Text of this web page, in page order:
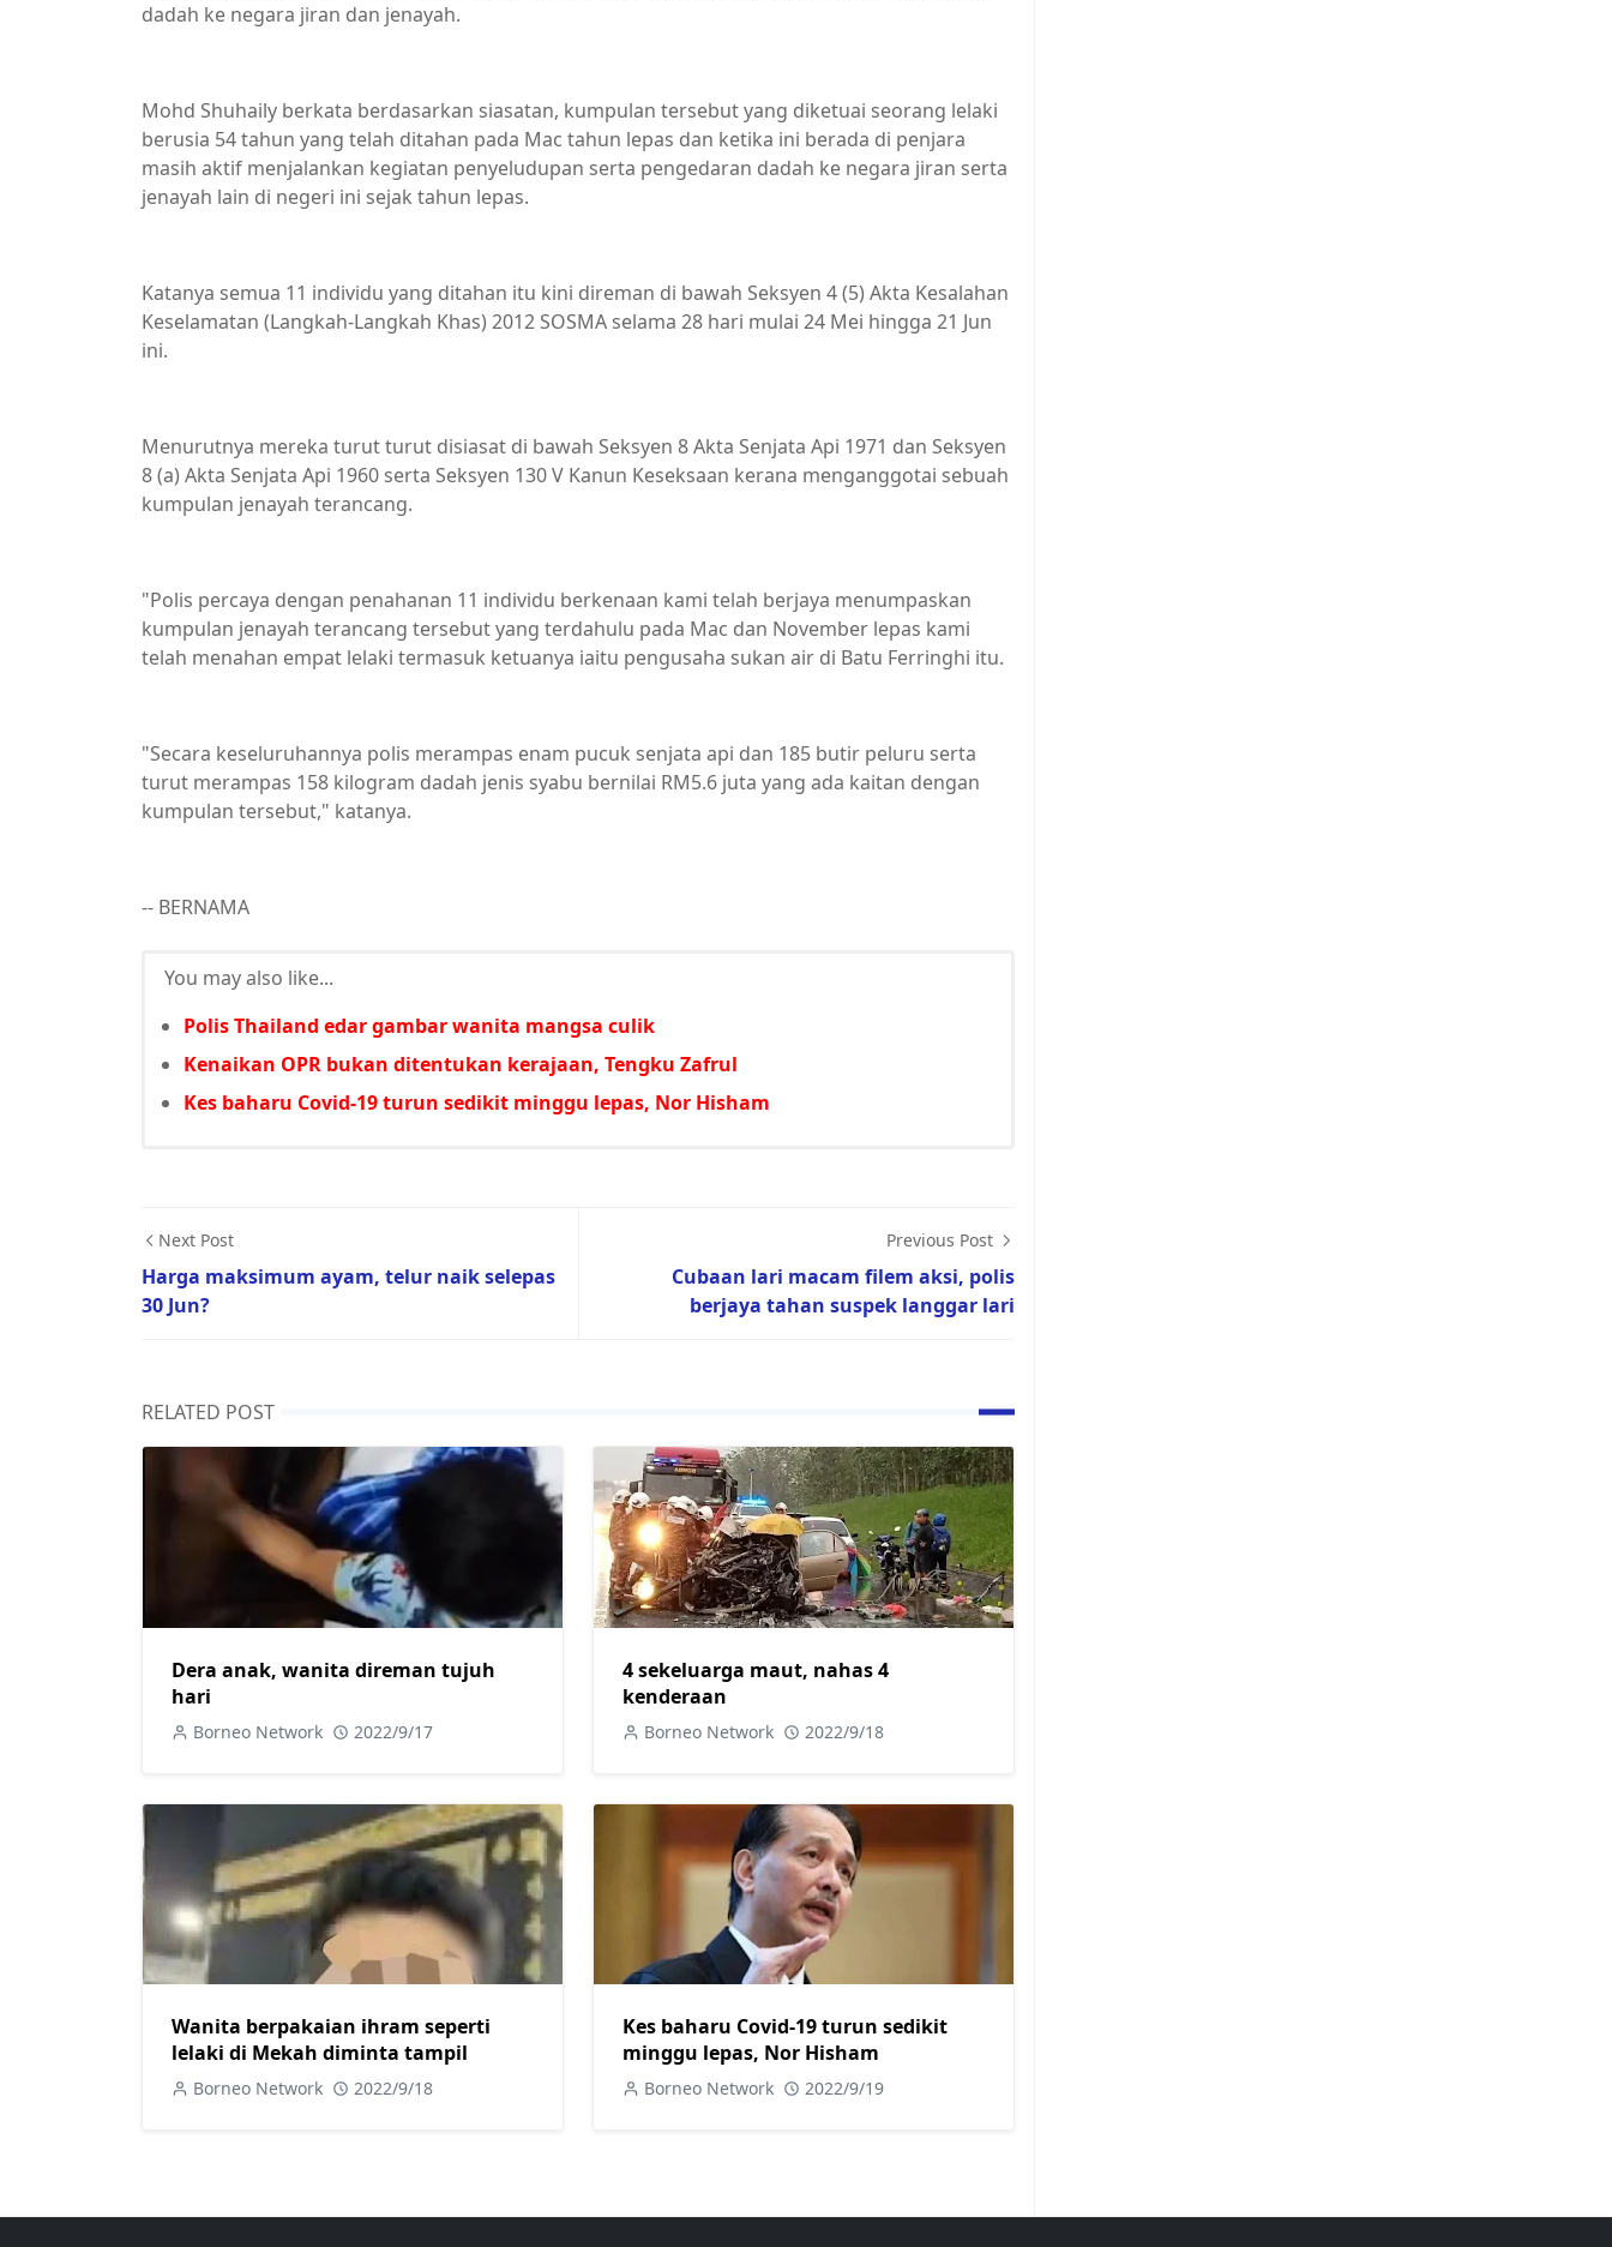
dadah ke negara jiran dan jenayah.
Mohd Shuhaily berkata berdasarkan siasatan, kumpulan tersebut yang diketuai seorang lelaki
berusia 54 tahun yang telah ditahan pada Mac tahun lepas dan ketika ini berada di penjara
masih aktif menjalankan kegiatan penyeludupan serta pengedaran dadah ke negara jiran serta
jenayah lain di negeri ini sejak tahun lepas.
Katanya semua 11 individu yang ditahan itu kini direman di bawah Seksyen 4 (5) Akta Kesalahan
Keselamatan (Langkah-Langkah Khas) 2012 SOSMA selama 28 hari mulai 24 Mei hingga 21 Jun
ini.
Menurutnya mereka turut turut disiasat di bawah Seksyen 8 Akta Senjata Api 1971 dan Seksyen
8 (a) Akta Senjata Api 1960 serta Seksyen 130 V Kanun Keseksaan kerana menganggotai sebuah
kumpulan jenayah terancang.
"Polis percaya dengan penahanan 11 individu berkenaan kami telah berjaya menumpaskan
kumpulan jenayah terancang tersebut yang terdahulu pada Mac dan November lepas kami
telah menahan empat lelaki termasuk ketuanya iaitu pengusaha sukan air di Batu Ferringhi itu.
"Secara keseluruhannya polis merampas enam pucuk senjata api dan 185 butir peluru serta
turut merampas 158 kilogram dadah jenis syabu bernilai RM5.6 juta yang ada kaitan dengan
kumpulan tersebut," katanya.
-- BERNAMA
You may also like...
Polis Thailand edar gambar wanita mangsa culik
Kenaikan OPR bukan ditentukan kerajaan, Tengku Zafrul
Kes baharu Covid-19 turun sedikit minggu lepas, Nor Hisham
Next Post
Harga maksimum ayam, telur naik selepas
30 Jun?
Previous Post
Cubaan lari macam filem aksi, polis
berjaya tahan suspek langgar lari
RELATED POST
Dera anak, wanita direman tujuh
hari
Borneo Network 2022/9/17
4 sekeluarga maut, nahas 4
kenderaan
Borneo Network 2022/9/18
Wanita berpakaian ihram seperti
lelaki di Mekah diminta tampil
Borneo Network 2022/9/18
Kes baharu Covid-19 turun sedikit
minggu lepas, Nor Hisham
Borneo Network 2022/9/19